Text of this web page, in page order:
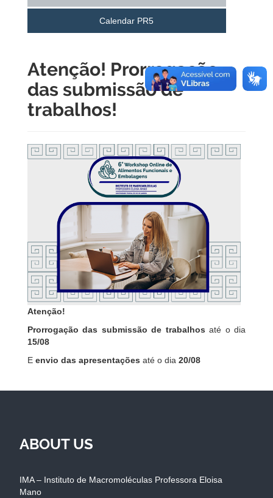
Calendar PR5
Atenção! Prorrogação
das submissão de
trabalhos!
Atenção!
Prorrogação das submissão de trabalhos até o dia
15/08
E envio das apresentações até o dia 20/08
ABOUT US
IMA – Instituto de Macromoléculas Professora Eloisa
Mano